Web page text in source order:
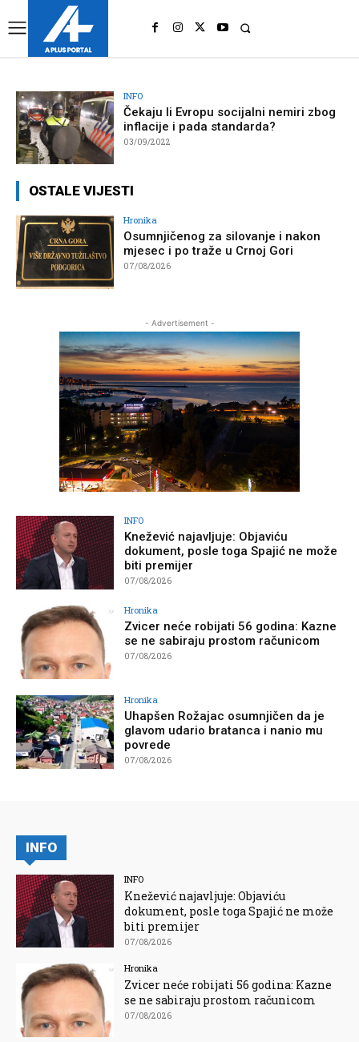
INFO
Čekaju li Evropu socijalni nemiri zbog
inflacije i pada standarda?
03/09/2022
OSTALE VIJESTI
Hronika
Osumnjičenog za silovanje i nakon
mjesec i po traže u Crnoj Gori
07/08/2026
- Advertisement -
INFO
Knežević najavljuje: Objaviću
dokument, posle toga Spajić ne može
biti premijer
07/08/2026
Hronika
Zvicer neće robijati 56 godina: Kazne
se ne sabiraju prostom računicom
07/08/2026
Hronika
Uhapšen Rožajac osumnjičen da je
glavom udario bratanca i nanio mu
povrede
07/08/2026
INFO
INFO
Knežević najavljuje: Objaviću
dokument, posle toga Spajić ne može
biti premijer
07/08/2026
Hronika
Zvicer neće robijati 56 godina: Kazne
se ne sabiraju prostom računicom
07/08/2026